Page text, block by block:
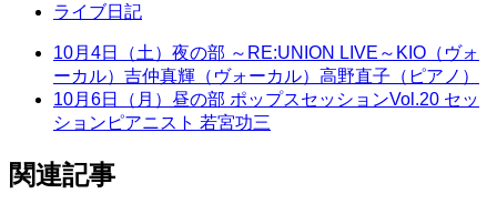
ライブ日記
10月4日（土）夜の部 ～RE:UNION LIVE～KIO（ヴォ
ーカル）吉仲真輝（ヴォーカル）高野直子（ピアノ）
10月6日（月）昼の部 ポップスセッションVol.20 セッ
ションピアニスト 若宮功三
関連記事